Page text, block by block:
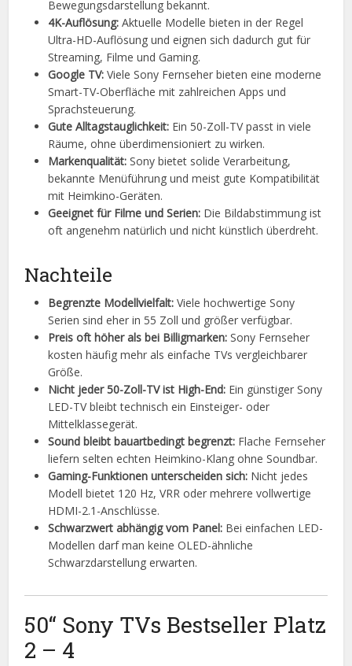
Bewegungsdarstellung bekannt.
4K-Auflösung: Aktuelle Modelle bieten in der Regel
Ultra-HD-Auflösung und eignen sich dadurch gut für
Streaming, Filme und Gaming.
Google TV: Viele Sony Fernseher bieten eine moderne
Smart-TV-Oberfläche mit zahlreichen Apps und
Sprachsteuerung.
Gute Alltagstauglichkeit: Ein 50-Zoll-TV passt in viele
Räume, ohne überdimensioniert zu wirken.
Markenqualität: Sony bietet solide Verarbeitung,
bekannte Menüführung und meist gute Kompatibilität
mit Heimkino-Geräten.
Geeignet für Filme und Serien: Die Bildabstimmung ist
oft angenehm natürlich und nicht künstlich überdreht.
Nachteile
Begrenzte Modellvielfalt: Viele hochwertige Sony
Serien sind eher in 55 Zoll und größer verfügbar.
Preis oft höher als bei Billigmarken: Sony Fernseher
kosten häufig mehr als einfache TVs vergleichbarer
Größe.
Nicht jeder 50-Zoll-TV ist High-End: Ein günstiger Sony
LED-TV bleibt technisch ein Einsteiger- oder
Mittelklassegerät.
Sound bleibt bauartbedingt begrenzt: Flache Fernseher
liefern selten echten Heimkino-Klang ohne Soundbar.
Gaming-Funktionen unterscheiden sich: Nicht jedes
Modell bietet 120 Hz, VRR oder mehrere vollwertige
HDMI-2.1-Anschlüsse.
Schwarzwert abhängig vom Panel: Bei einfachen LED-
Modellen darf man keine OLED-ähnliche
Schwarzdarstellung erwarten.
50“ Sony TVs Bestseller Platz
2 – 4